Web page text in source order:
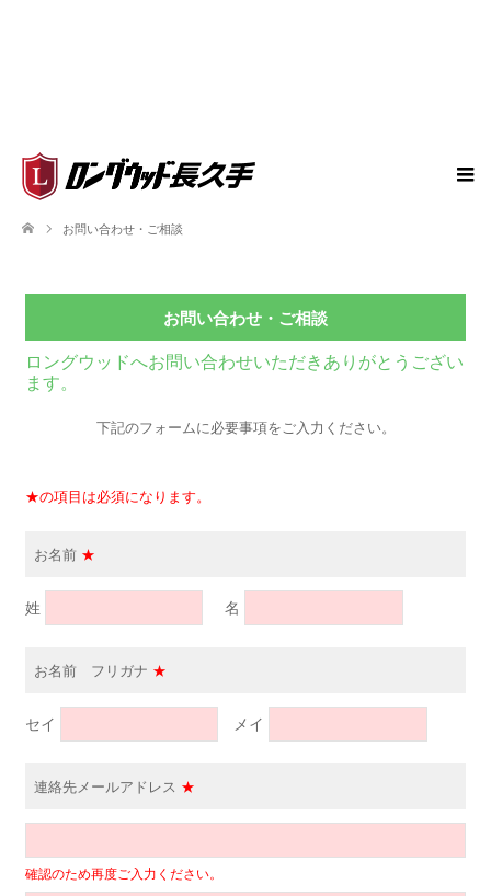
お問い合わせ・ご相談
お問い合わせ・ご相談
ロングウッドへお問い合わせいただきありがとうござい
ます。
下記のフォームに必要事項をご入力ください。
★の項目は必須になります。
お名前 ★
姓 名
お名前 フリガナ ★
セイ メイ
連絡先メールアドレス ★
確認のため再度ご入力ください。